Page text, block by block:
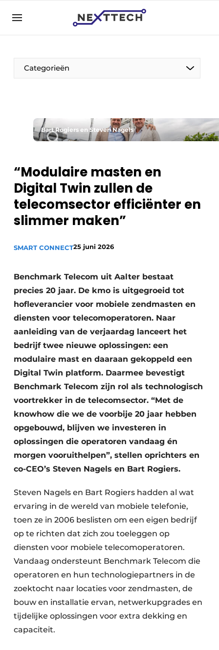
NL EN
Categorieën
Bart Rogiers en Steven Nagels
“Modulaire masten en
Digital Twin zullen de
telecomsector efficiënter en
slimmer maken”
SMART CONNECT25 juni 2026
Benchmark Telecom uit Aalter bestaat
precies 20 jaar. De kmo is uitgegroeid tot
hofleverancier voor mobiele zendmasten en
diensten voor telecomoperatoren. Naar
aanleiding van de verjaardag lanceert het
bedrijf twee nieuwe oplossingen: een
modulaire mast en daaraan gekoppeld een
Digital Twin platform. Daarmee bevestigt
Benchmark Telecom zijn rol als technologisch
voortrekker in de telecomsector. “Met de
knowhow die we de voorbije 20 jaar hebben
opgebouwd, blijven we investeren in
oplossingen die operatoren vandaag én
morgen vooruithelpen”, stellen oprichters en
co-CEO’s Steven Nagels en Bart Rogiers.
Steven Nagels en Bart Rogiers hadden al wat
ervaring in de wereld van mobiele telefonie,
toen ze in 2006 beslisten om een eigen bedrijf
op te richten dat zich zou toeleggen op
diensten voor mobiele telecomoperatoren.
Vandaag ondersteunt Benchmark Telecom die
operatoren en hun technologiepartners in de
zoektocht naar locaties voor zendmasten, de
bouw en installatie ervan, netwerkupgrades en
tijdelijke oplossingen voor extra dekking en
capaciteit.